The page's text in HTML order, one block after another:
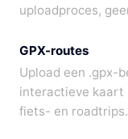
uploadproces,
GPX-routes
Upload een .gpx-
interactieve kaart
fiets- en roadtrips.